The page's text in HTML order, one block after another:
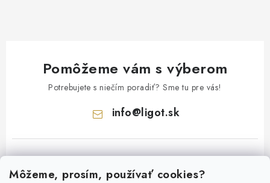
Môžeme, prosím, používať cookies?
Pomôžeme vám s výberom
Potrebujete s niečím poradiť? Sme tu pre vás!
info@ligot.sk